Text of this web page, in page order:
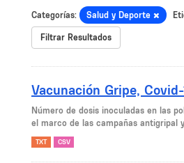
Categorías: Salud y Deporte
Filtrar Resultados
Vacunación Gripe,
Número de dosis inoculadas en las
el marco de las campañas antigripal y
TXT CSV